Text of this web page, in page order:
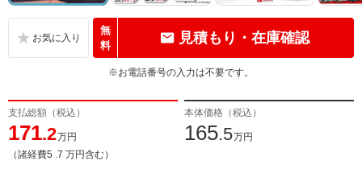
無
料
見積もり・在庫確認
※お電話番号の入力は不要です。
支払総額（税込）
171.2万円
（諸経費5 .7 万円含む）
本体価格（税込）
165.5万円